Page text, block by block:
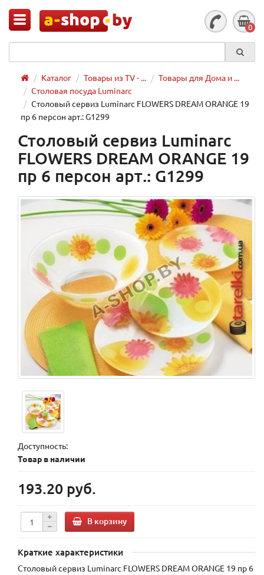
0
Каталог Товары из TV - ...
Товары для Дома и ...
Столовая посуда Luminarc
Столовый сервиз Luminarc FLOWERS DREAM ORANGE 19
пр 6 персон арт.: G1299
Столовый сервиз Luminarc
FLOWERS DREAM ORANGE 19
пр 6 персон арт.: G1299
Доступность:
Товар в наличии
193.20 руб.
В корзину
Краткие характеристики
Столовый сервиз Luminarc FLOWERS DREAM ORANGE 19 пр 6